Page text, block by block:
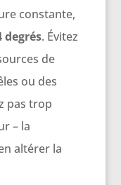
constante,
degrés. Évitez
de
ou des
pas trop
– la
altérer la